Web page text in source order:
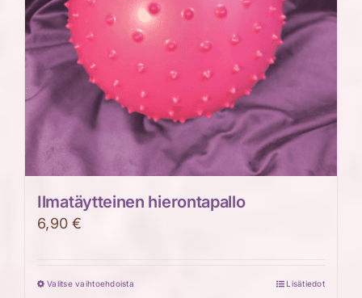
tuotteen
sivulla.
Ilmatäytteinen hierontapallo
6,90€
Valitse vaihtoehdoistaTällä
Lisätiedot